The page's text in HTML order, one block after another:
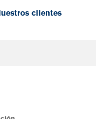
clientes